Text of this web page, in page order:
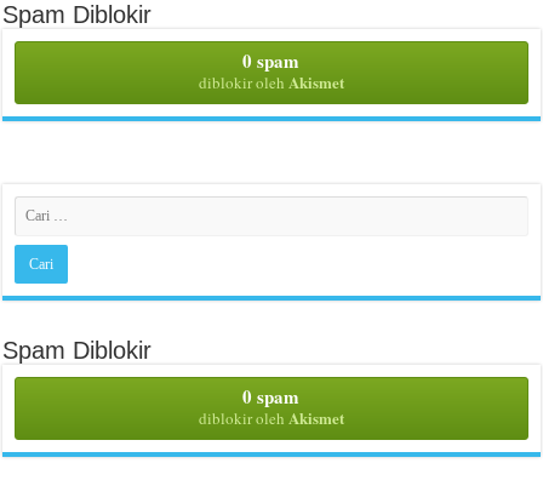
Spam Diblokir
0 spam
diblokir oleh Akismet
Spam Diblokir
0 spam
diblokir oleh Akismet